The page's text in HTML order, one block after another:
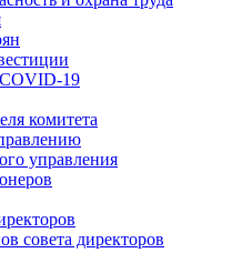
комитета
управления
совета директоров